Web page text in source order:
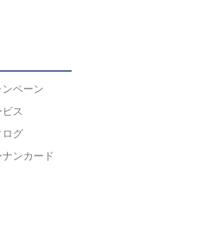
ンペーン
ス
ログ
ナンカード